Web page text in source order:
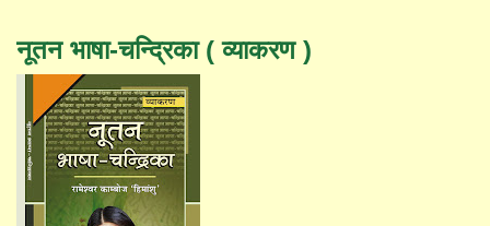
नूतन भाषा-चन्द्रिका ( व्याकरण )